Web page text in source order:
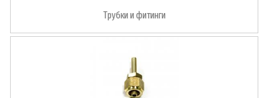
Трубки и фитинги